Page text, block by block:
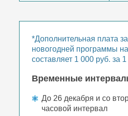
*Дополнительная плата
новогодней программы
составляет 1 000 руб. за 1
Временные
До 26 декабря и со
часовой интервал